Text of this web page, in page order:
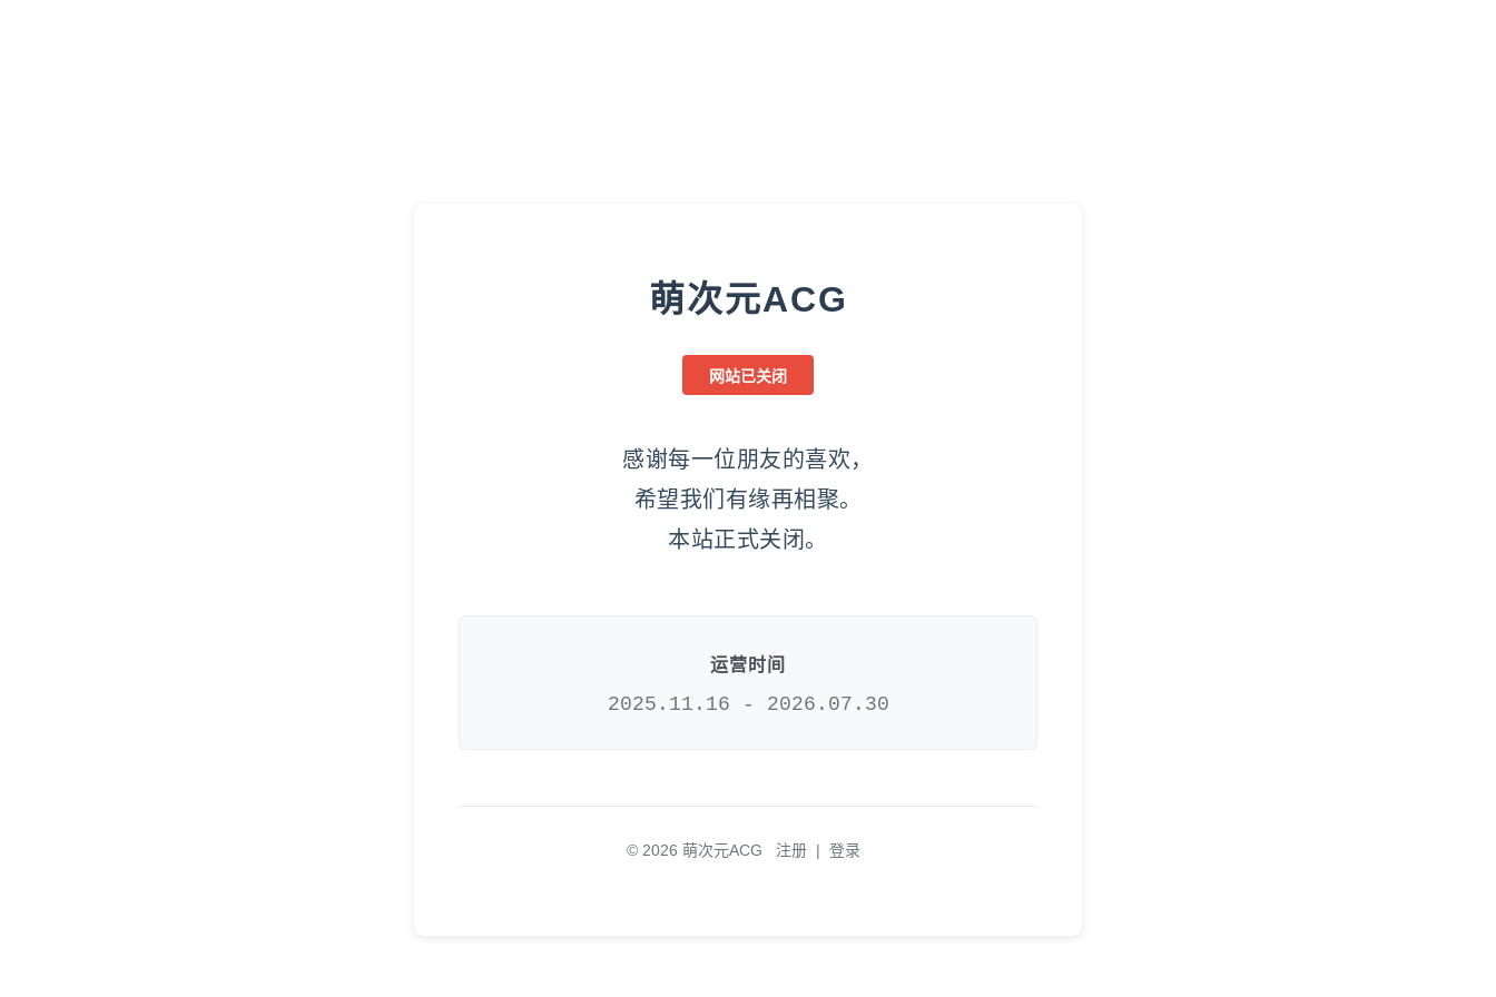
萌次元ACG
网站已关闭
感谢每一位朋友的喜欢，
希望我们有缘再相聚。
本站正式关闭。
运营时间
2025.11.16 - 2026.07.30
© 2026 萌次元ACG 注册 | 登录